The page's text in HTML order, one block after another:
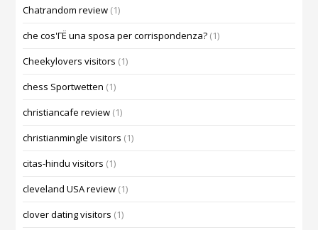
Chatrandom review (1)
che cos'ГЁ una sposa per corrispondenza? (1)
Cheekylovers visitors (1)
chess Sportwetten (1)
christiancafe review (1)
christianmingle visitors (1)
citas-hindu visitors (1)
cleveland USA review (1)
clover dating visitors (1)